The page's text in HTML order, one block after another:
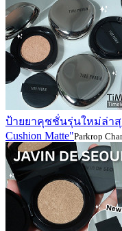
ป้ายยาคุชชั่นรุ่นใหม่ล่าสุ
Cushion Matte"Parkrop